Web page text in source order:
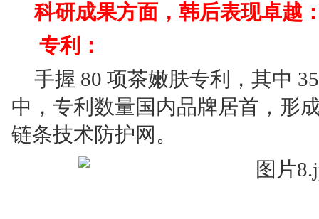
科研成果方面，韩后表现卓越
专利：
手握 80 项茶嫩肤专利，其中
中，专利数量国内品牌居首，形
链条技术防护网。